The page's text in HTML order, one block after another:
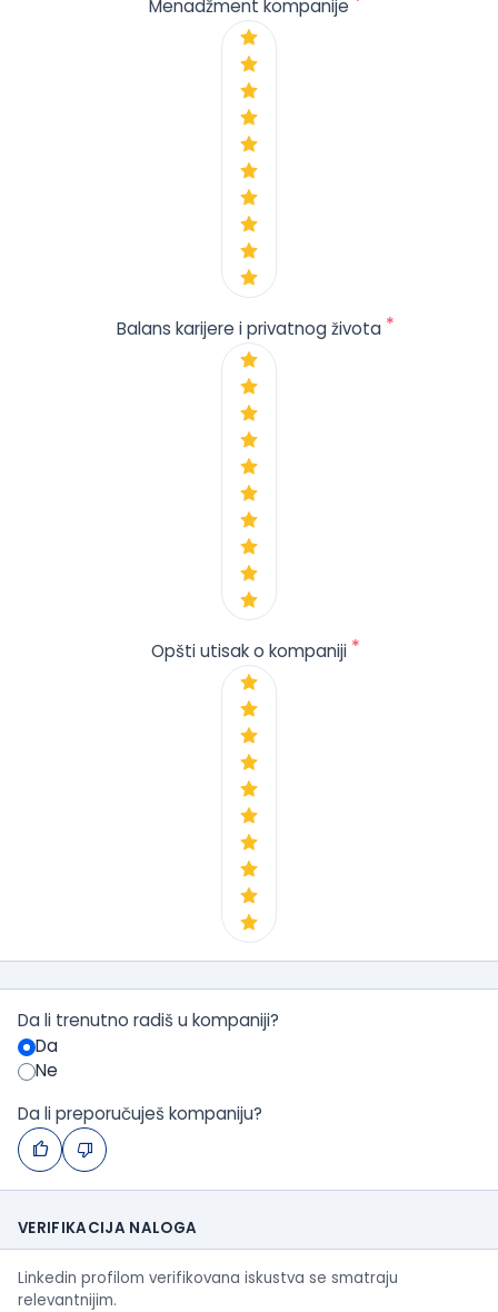
Menadžment kompanije
Balans karijere i privatnog života *
Opšti utisak o kompaniji *
Da li trenutno radiš u kompaniji?
Da
Ne
Da li preporučuješ kompaniju?
VERIFIKACIJA NALOGA
Linkedin profilom verifikovana iskustva se smatraju
relevantnijim.